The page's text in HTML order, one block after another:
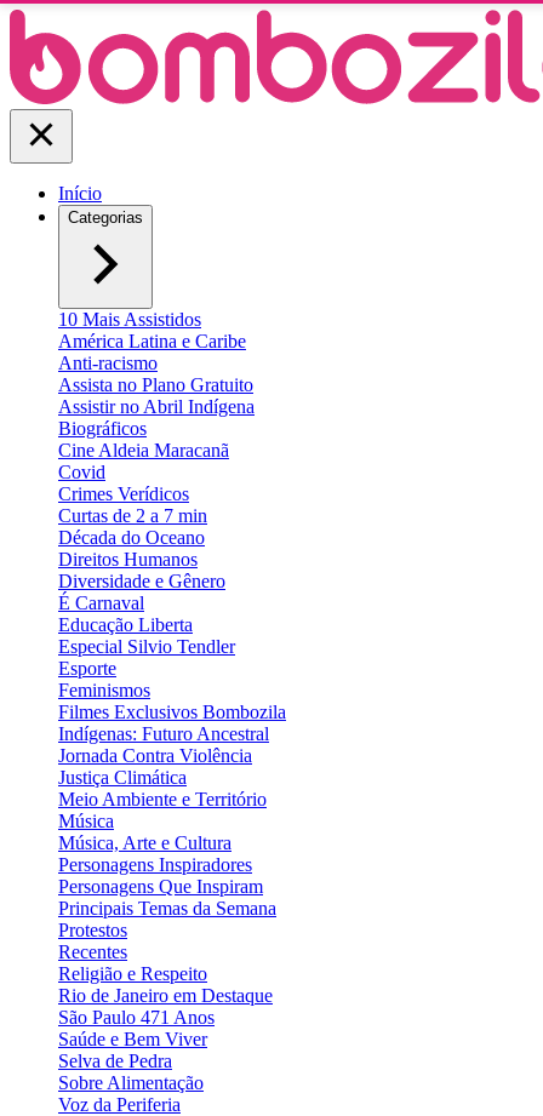
Início
Categorias
10 Mais Assistidos
América Latina e Caribe
Anti-racismo
Assista no Plano Gratuito
Assistir no Abril Indígena
Biográficos
Cine Aldeia Maracanã
Covid
Crimes Verídicos
Curtas de 2 a 7 min
Década do Oceano
Direitos Humanos
Diversidade e Gênero
É Carnaval
Educação Liberta
Especial Silvio Tendler
Esporte
Feminismos
Filmes Exclusivos Bombozila
Indígenas: Futuro Ancestral
Jornada Contra Violência
Justiça Climática
Meio Ambiente e Território
Música
Música, Arte e Cultura
Personagens Inspiradores
Personagens Que Inspiram
Principais Temas da Semana
Protestos
Recentes
Religião e Respeito
Rio de Janeiro em Destaque
São Paulo 471 Anos
Saúde e Bem Viver
Selva de Pedra
Sobre Alimentação
Voz da Periferia